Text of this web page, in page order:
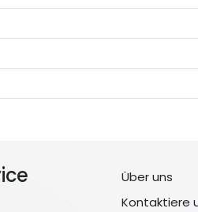
Über uns
Kontaktiere